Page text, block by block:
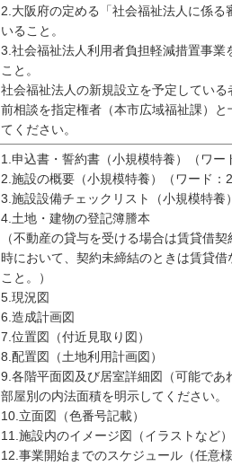
2.大阪府の定める「社会福祉法人に係る
いること。
3.社会福祉法人利用者負担軽減措置事業
こと。
社会福祉法人の新規設立を予定してい
前相談を指定権者（本市広域福祉課）と
てください。
1.申込書・誓約書（小規模特養）（ワー
2.施設の概要（小規模特養）（ワード：
3.施設設備チェックリスト（小規模特養
4.土地・建物の登記簿謄本
（不動産の貸与を受ける場合は賃貸借
時において、契約未締結のときは賃貸借
こと。）
5.現況図
6.造成計画図
7.位置図（付近見取り図）
8.配置図（土地利用計画図）
9.各階平面図及び居室詳細図（可能であ
部屋別の内法面積を明示してください。
10.立面図（色番号記載）
11.施設内のイメージ図（イラストなど）
12.事業開始までのスケジュール（任意様